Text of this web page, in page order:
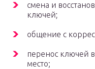
смена и
ключей;
общение с
перенос ключей
место;